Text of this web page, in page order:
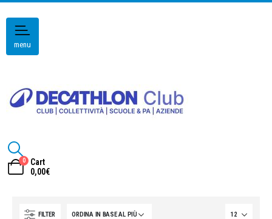
menu
0
Cart
0,00€
FILTER